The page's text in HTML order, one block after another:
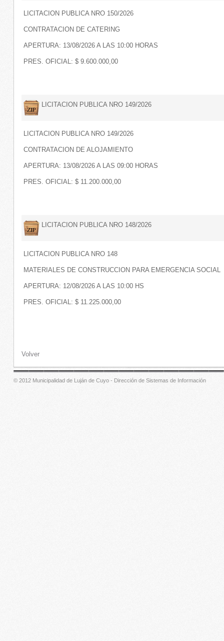
LICITACION PUBLICA NRO 150/2026
CONTRATACION DE CATERING
APERTURA: 13/08/2026 A LAS 10:00 HORAS
PRES. OFICIAL: $ 9.600.000,00
LICITACION PUBLICA NRO 149/2026
LICITACION PUBLICA NRO 149/2026
CONTRATACION DE ALOJAMIENTO
APERTURA: 13/08/2026 A LAS 09:00 HORAS
PRES. OFICIAL: $ 11.200.000,00
LICITACION PUBLICA NRO 148/2026
LICITACION PUBLICA NRO 148
MATERIALES DE CONSTRUCCION PARA EMERGENCIA SOCIAL
APERTURA: 12/08/2026 A LAS 10:00 HS
PRES. OFICIAL: $ 11.225.000,00
Volver
© 2012 Municipalidad de Luján de Cuyo - Dirección de Sistemas de Información